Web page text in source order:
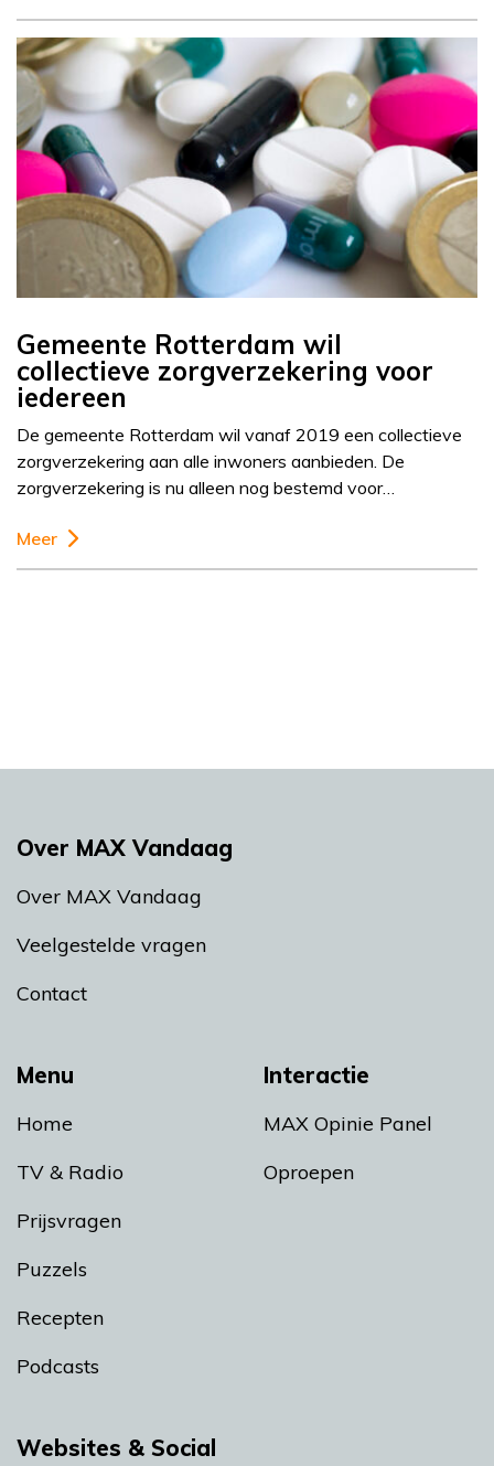
Gemeente Rotterdam wil
collectieve zorgverzekering voor
iedereen
De gemeente Rotterdam wil vanaf 2019 een collectieve
zorgverzekering aan alle inwoners aanbieden. De
zorgverzekering is nu alleen nog bestemd voor…
Meer
Menu
Home
TV & Radio
Prijsvragen
Puzzels
Recepten
Podcasts
Interactie
MAX Opinie Panel
Oproepen
Over MAX Vandaag
Over MAX Vandaag
Veelgestelde vragen
Contact
Websites & Social